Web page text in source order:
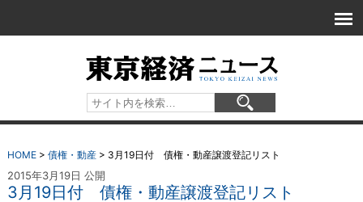
HOME> 債権・動産> 3月19日付 債権・動産譲渡登記リスト
2015年3月19日 公開
3月19日付 債権・動産譲渡登記リスト